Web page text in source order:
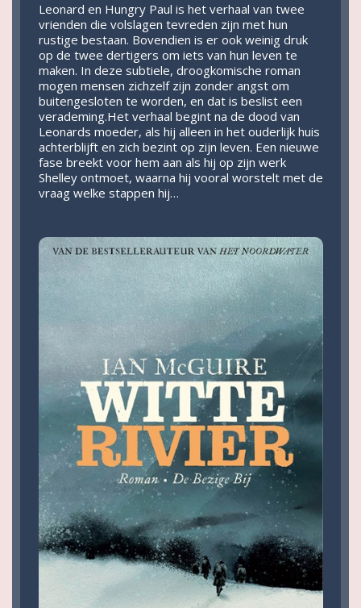
Leonard en Hungry Paul is het verhaal van twee
vrienden die volslagen tevreden zijn met hun
rustige bestaan. Bovendien is er ook weinig druk
op de twee dertigers om iets van hun leven te
maken. In deze subtiele, droogkomische roman
mogen mensen zichzelf zijn zonder angst om
buitengesloten te worden, en dat is beslist een
verademing.Het verhaal begint na de dood van
Leonards moeder, als hij alleen in het ouderlijk huis
achterblijft en zich bezint op zijn leven. Een nieuwe
fase breekt voor hem aan als hij op zijn werk
Shelley ontmoet, waarna hij vooral worstelt met de
vraag welke stappen hij…